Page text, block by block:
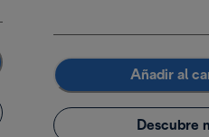
Añadir al
Descubre